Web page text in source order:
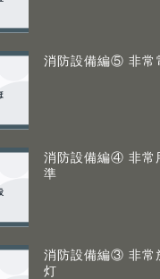
消防設備編⑤ 非常
消防設備編④ 非常
準
消防設備編③ 非常
灯